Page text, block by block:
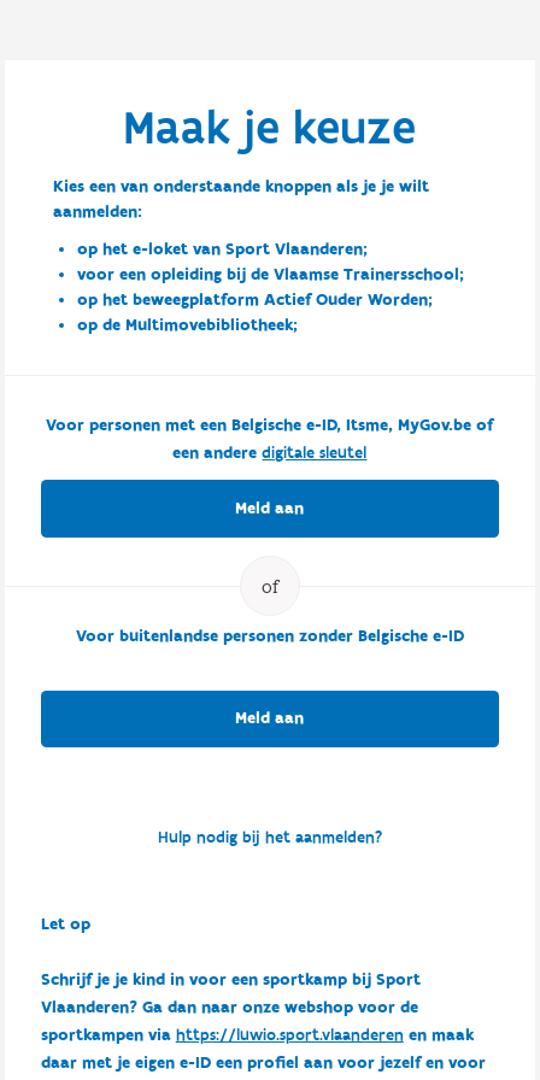
Maak je keuze
Kies een van onderstaande knoppen als je je wilt
aanmelden:
op het e-loket van Sport Vlaanderen;
voor een opleiding bij de Vlaamse Trainersschool;
op het beweegplatform Actief Ouder Worden;
op de Multimovebibliotheek;
Voor personen met een Belgische e-ID, Itsme, MyGov.be of
een anderedigitale sleutel
Meld aan
Voor buitenlandse personen zonder Belgische e-ID
Meld aan
Hulp nodig bij het aanmelden?
Let op
Schrijf je je kind in voor een sportkamp bij Sport
Vlaanderen? Ga dan naar onze webshop voor de
sportkampen via https://luwio.sport.vlaanderenen maak
daar met je eigen e-ID een profiel aan voor jezelf en voor